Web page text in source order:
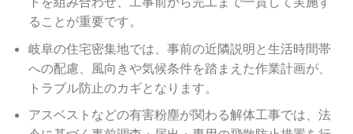
ることが重要です。
岐阜の住宅密集地では、事前の近隣説明と生活時間帯
への配慮、風向きや気候条件を踏まえた作業計画が、
トラブル防止のカギとなります。
アスベストなどの有害粉塵が関わる解体工事では、法